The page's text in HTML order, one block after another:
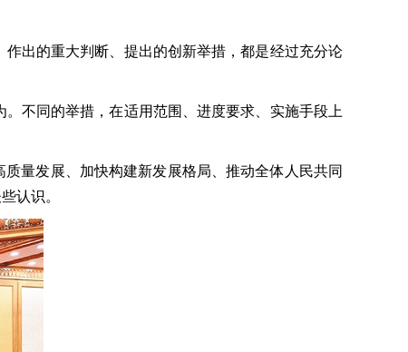
出的重大判断、提出的创新举措，都是经过充分论
不同的举措，在适用范围、进度要求、实施手段上
量发展、加快构建新发展格局、推动全体人民共同
认识。